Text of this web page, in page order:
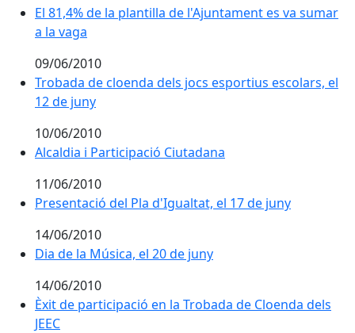
El 81,4% de la plantilla de l'Ajuntament es va sumar
a la vaga
09/06/2010
Trobada de cloenda dels jocs esportius escolars, el
12 de juny
10/06/2010
Alcaldia i Participació Ciutadana
11/06/2010
Presentació del Pla d'Igualtat, el 17 de juny
14/06/2010
Dia de la Música, el 20 de juny
Dia de la Música, el 20 de juny
14/06/2010
Èxit de participació en la Trobada de Cloenda dels
Èxit de participació en la Trobada de Cloenda dels
JEEC